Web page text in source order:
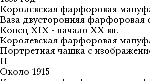
Королевская фарфоровая
Ваза двусторонняя фарфоровая
Конец XIX - начало XX вв.
Королевская фарфоровая
Портретная чашка с
II
Около 1915